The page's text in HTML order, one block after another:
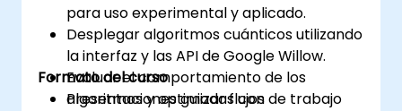
para uso experimental y aplicado.
Desplegar algoritmos cuánticos utilizando
la interfaz y las API de Google Willow.
Evaluar el comportamiento de los
algoritmos y optimizar flujos de trabajo
Formato del curso
Presentaciones guiadas con